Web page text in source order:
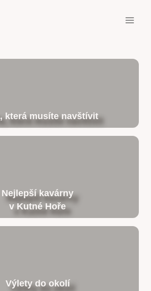
která musíte navštívit
Nejlepší kavárny
v Kutné Hoře
Výlety do okolí